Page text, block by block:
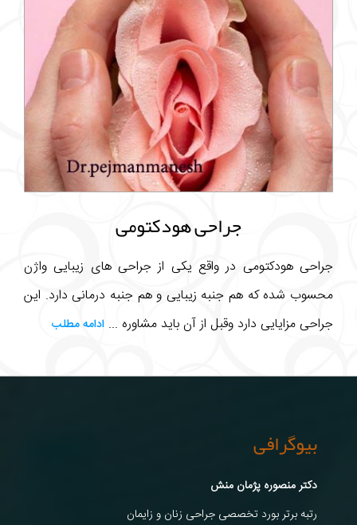
جراحی هودکتومی
جراحی هودکتومی در واقع یکی از جراحی های زیبایی واژن
محسوب شده که هم جنبه زیبایی و هم جنبه درمانی دارد. این
جراحی مزایایی دارد وقبل از آن باید مشاوره ... ادامه مطلب
بیوگرافی
دکتر منصوره پژمان منش
رتبه برتر بورد تخصصی جراحی زنان و زایمان